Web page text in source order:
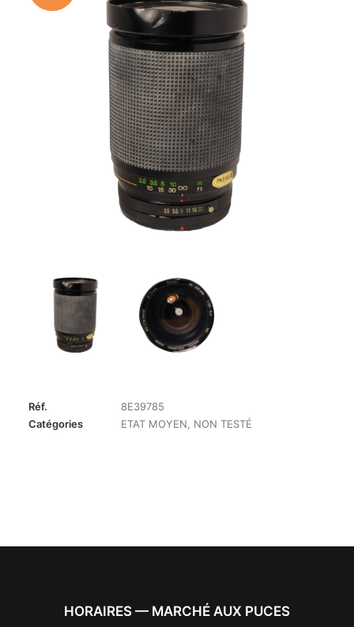
Réf.
8E39785
Catégories
ETAT MOYEN NON TESTÉ
HORAIRES — MARCHÉ AUX PUCES